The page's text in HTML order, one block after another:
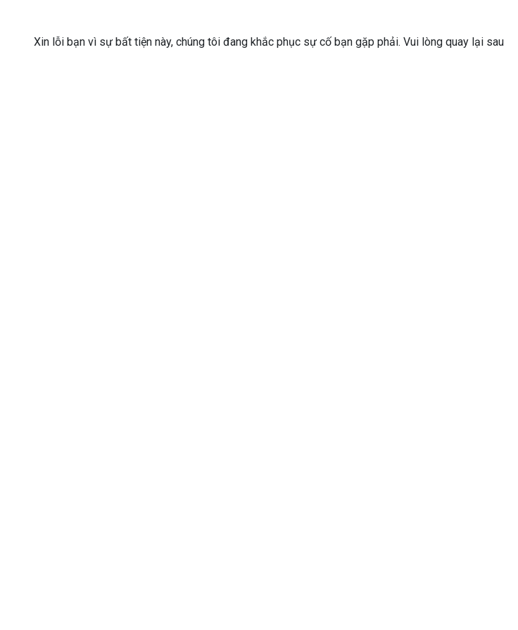
Xin lỗi bạn vì sự bất tiện này, chúng tôi đang khắc phục sự cố bạn gặp phải. Vui lòng quay lại sau